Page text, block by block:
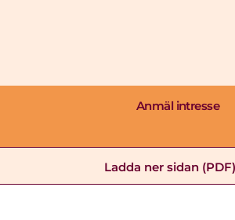
Anmäl intresse
Ladda ner sidan (PDF)